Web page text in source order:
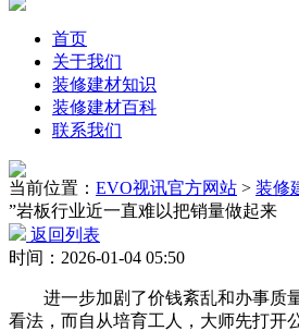
首页
关于我们
装修建材知识
装修建材百科
联系我们
当前位置： EVO视讯官方网站 > 装修
”岩板行业近一直难以把销量做起来
返回列表
时间：2026-01-04 05:50
进一步加剧了价钱紊乱和办事质
看法，而自从培育工人，大师先打开